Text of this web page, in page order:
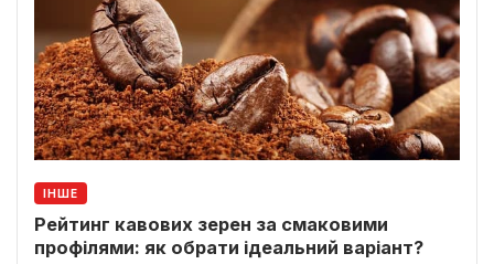
ІНШЕ
Рейтинг кавових зерен за смаковими
профілями: як обрати ідеальний варіант?